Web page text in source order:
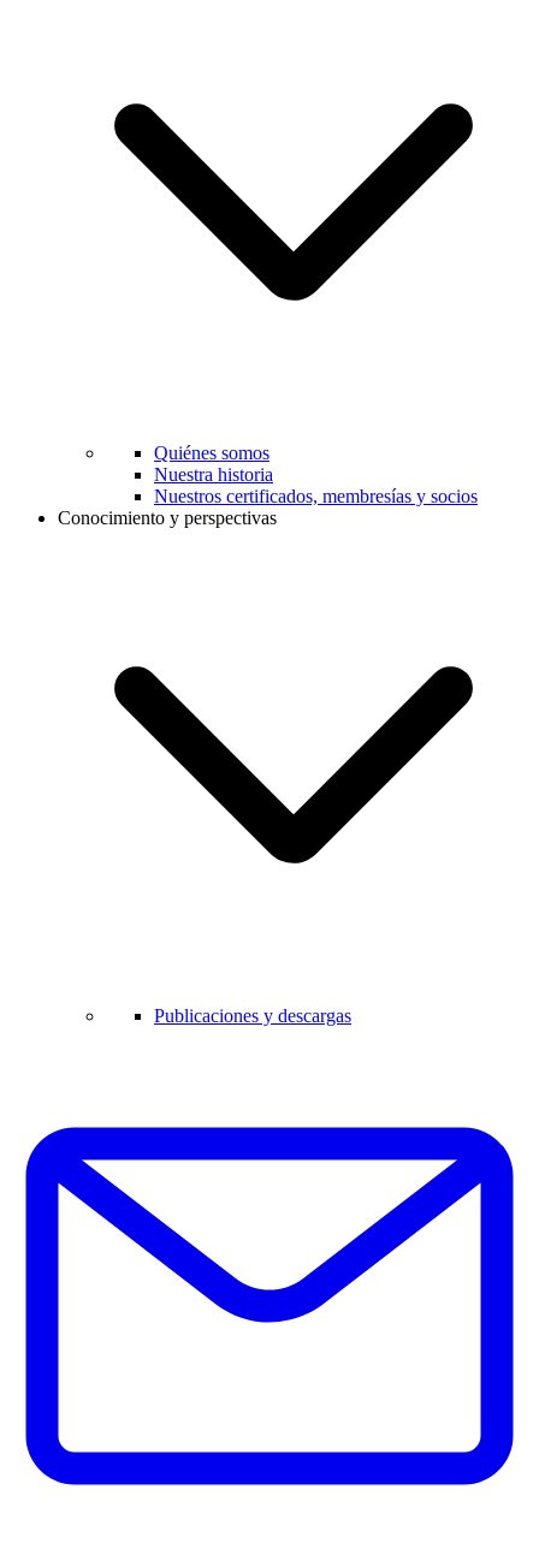
Quiénes somos
Nuestra historia
Nuestros certificados, membresías y socios
Conocimiento y perspectivas
Publicaciones y descargas